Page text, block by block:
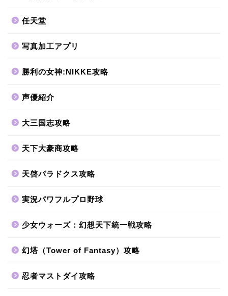
任天堂
写真加工アプリ
勝利の女神:NIKKE攻略
声優紹介
大三国志攻略
天下大豪商攻略
天啓パラドクス攻略
実況パワフルプロ野球
少女ウォーズ：幻想天下統一戦攻略
幻塔（Tower of Fantasy）攻略
忍者マストダイ攻略